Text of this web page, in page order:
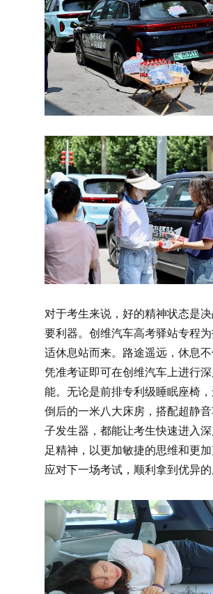
对于考生来说，好的精神状态是
要利器。创维汽车高考驿站专程
适休息站而来。路途遥远，休息不
凭准考证即可在创维汽车上进行
能。无论是前排专利级睡眠座椅
倒后的一米八大床房，搭配超静
子发生器，都能让考生快速进入
足精神，以更加敏捷的思维和更
应对下一场考试，顺利拿到优异的